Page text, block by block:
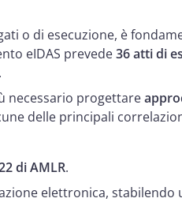
o di esecuzione, è
eIDAS prevede36 atti di
necessario progettare
delle principali
di AMLR.
elettronica, stabilendo